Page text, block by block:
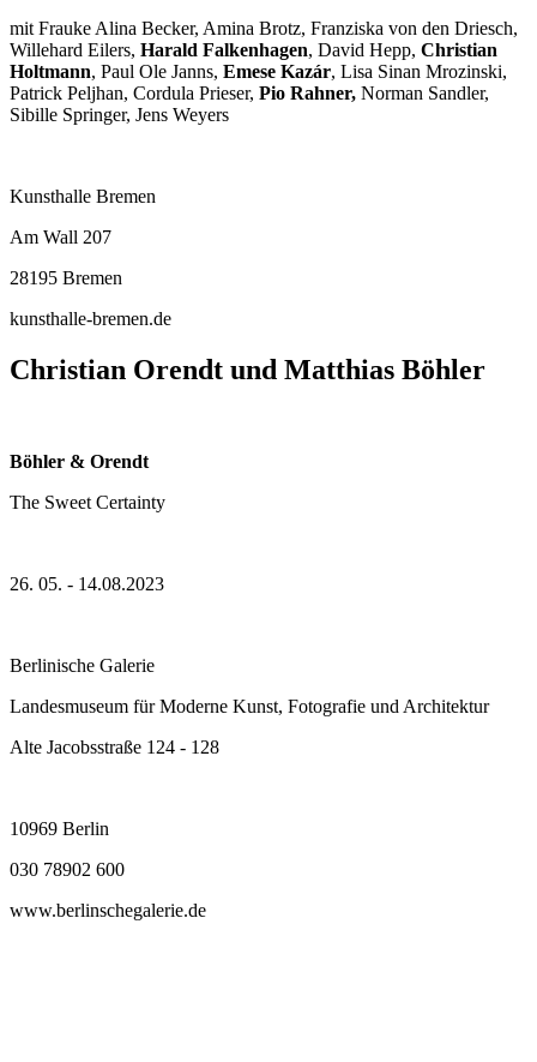
mit Frauke Alina Becker, Amina Brotz, Franziska von den Driesch,
Willehard Eilers, Harald Falkenhagen, David Hepp, Christian
Holtmann, Paul Ole Janns, Emese Kazár, Lisa Sinan Mrozinski,
Patrick Peljhan, Cordula Prieser, Pio Rahner, Norman Sandler,
Sibille Springer, Jens Weyers
Kunsthalle Bremen
Am Wall 207
28195 Bremen
kunsthalle-bremen.de
Christian Orendt und Matthias Böhler
Böhler & Orendt
The Sweet Certainty
26. 05. - 14.08.2023
Berlinische Galerie
Landesmuseum für Moderne Kunst, Fotografie und Architektur
Alte Jacobsstraße 124 - 128
10969 Berlin
030 78902 600
www.berlinschegalerie.de